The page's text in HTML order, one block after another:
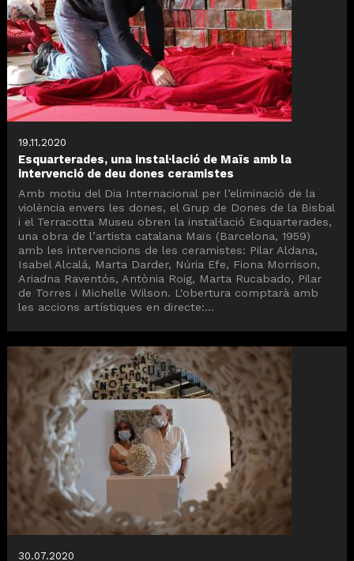
19.11.2020
Esquarterades, una instal·lació de Maïs amb la
intervenció de deu dones ceramistes
Amb motiu del Dia Internacional per l’eliminació de la
violència envers les dones, el Grup de Dones de la Bisbal
i el Terracotta Museu obren la instal·lació Esquarterades,
una obra de l’artista catalana Maïs (Barcelona, 1959)
amb les intervencions de les ceramistes: Pilar Aldana,
Isabel Alcalá, Marta Darder, Núria Efe, Fiona Morrison,
Ariadna Raventós, Antònia Roig, Marta Rucabado, Pilar
de Torres i Michelle Wilson. L'obertura comptarà amb
les accions artístiques en directe:...
30.07.2020